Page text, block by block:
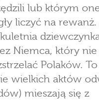
lub którym
liczyć na
Niemca, który nie
Polaków. To
wielkich aktów
mieszają się z